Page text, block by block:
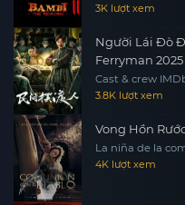
3K lượt xem
Người Lái Đò
Ferryman 2025
3.8K lượt xem
Vong Hồn
La niña de la
4K lượt xem